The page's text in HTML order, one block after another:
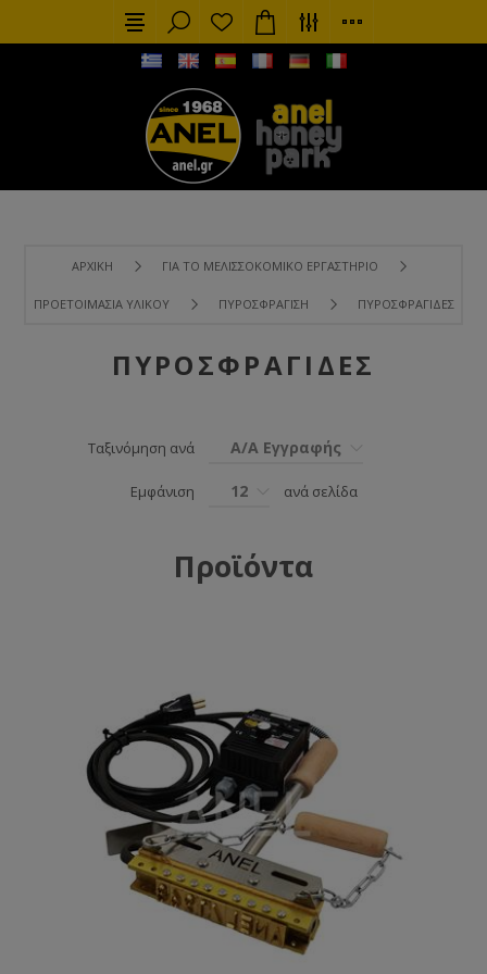
ΑΡΧΙΚΉ ΓΙΑ ΤΟ ΜΕΛΙΣΣΟΚΟΜΙΚΌ ΕΡΓΑΣΤΉΡΙΟ
ΠΡΟΕΤΟΙΜΑΣΊΑ ΥΛΙΚΟΎ ΠΥΡΟΣΦΡΆΓΙΣΗ ΠΥΡΟΣΦΡΑΓΊΔΕΣ
ΠΥΡΟΣΦΡΑΓΊΔΕΣ
Ταξινόμηση ανά Α/Α Εγγραφής
Εμφάνιση 12 ανά σελίδα
Προϊόντα